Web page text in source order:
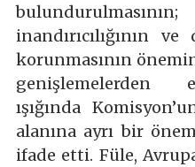
inandırıcılığının
korunmasının
genişlemelerden
ışığında
alanına ayrı bir
ifade etti. Füle,